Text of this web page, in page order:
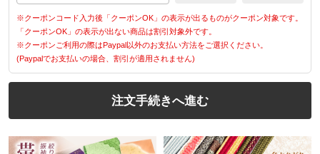
※クーポンコード入力後「クーポンOK」の表示が出るものがクーポン対象です。
「クーポンOK」の表示が出ない商品は割引対象外です。
※クーポンご利用の際はPaypal以外のお支払い方法をご選択ください。
(Paypalでお支払いの場合、割引が適用されません)
注文手続きへ進む